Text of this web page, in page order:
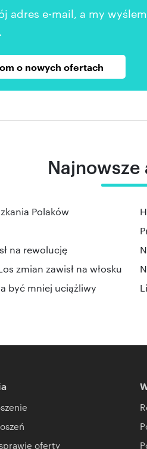
adres e-mail, a my
o nowych ofertach
Najnowsze
Polaków
na rewolucję
zmian zawisł na włosku
być mniej uciążliwy
oferty